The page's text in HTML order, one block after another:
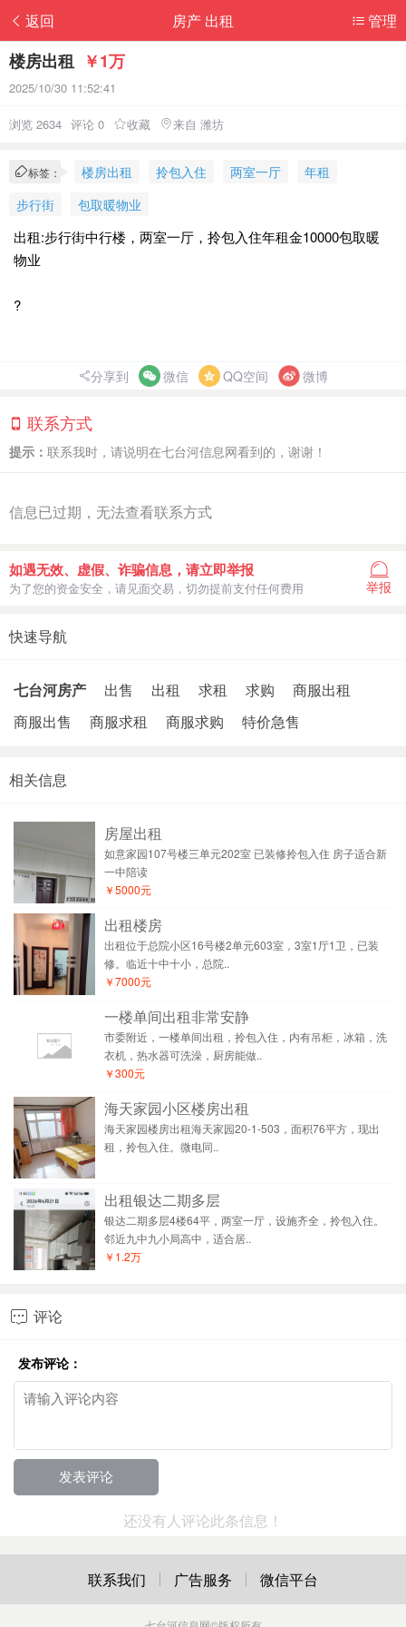
返回 管理
房产 出租
楼房出租 ￥1万
2025/10/30 11:52:41
浏览 2634 评论 0 收藏 来自 潍坊
标签： 楼房出租 拎包入住 两室一厅
年租
步行街
包取暖物业
出租:步行街中行楼，两室一厅，拎包入住年租金10000包取暖
物业
?
分享到 微信 QQ空间 微博
联系方式
提示： 联系我时，请说明在七台河信息网看到的，谢谢！
信息已过期，无法查看联系方式
如遇无效、虚假、诈骗信息，请立即举报
为了您的资金安全，请见面交易，切勿提前支付任何费用 举报
快速导航
七台河房产 出售 出租 求租 求购
商服出租
商服出售
商服求租 商服求购 特价急售
相关信息
房屋出租
如意家园107号楼三单元202室 已装修拎包入住 房子适合新
一中陪读
￥5000元
出租楼房
出租位于总院小区16号楼2单元603室，3室1厅1卫，已装
修。临近十中十小，总院..
￥7000元
一楼单间出租非常安静
市委附近，一楼单间出租，拎包入住，内有吊柜，冰箱，洗
衣机，热水器可洗澡，厨房能做..
￥300元
海天家园小区楼房出租
海天家园楼房出租海天家园20-1-503，面积76平方，现出
租，拎包入住。微电同..
出租银达二期多层
银达二期多层4楼64平，两室一厅，设施齐全，拎包入住。
邻近九中九小局高中，适合居..
￥1.2万
 评论
发布评论：
还没有人评论此条信息！
联系我们 广告服务 微信平台